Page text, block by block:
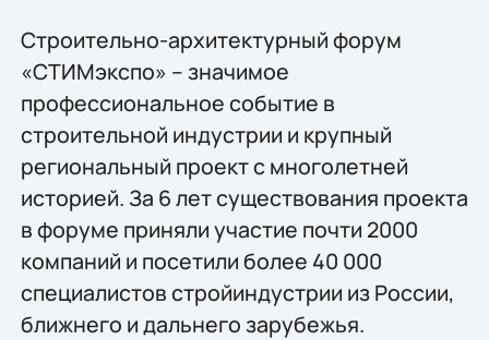
Строительно-архитектурный форум
«СТИМэкспо» – значимое
профессиональное событие в
строительной индустрии и крупный
региональный проект с многолетней
историей. За 6 лет существования проекта
в форуме приняли участие почти 2000
компаний и посетили более 40 000
специалистов стройиндустрии из России,
ближнего и дальнего зарубежья.